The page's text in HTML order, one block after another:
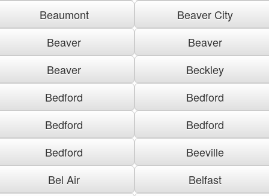
Beaumont
Beaver City
Beaver
Beaver
Beaver
Beckley
Bedford
Bedford
Bedford
Bedford
Bedford
Beeville
Bel Air
Belfast